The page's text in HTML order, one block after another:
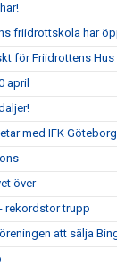
friidrottskola har
för Friidrottens Hus
april
med IFK
över
rekordstor trupp
att sälja